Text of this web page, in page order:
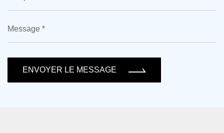
ENVOYER LE MESSAGE